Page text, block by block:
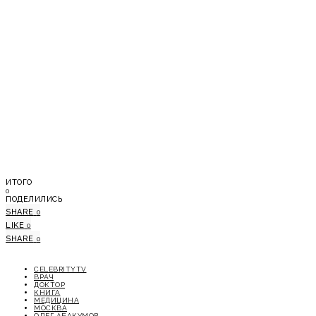
ИТОГО
0
ПОДЕЛИЛИСЬ
SHARE 0
LIKE 0
SHARE 0
CELEBRITYTV
ВРАЧ
ДОКТОР
КНИГА
МЕДИЦИНА
МОСКВА